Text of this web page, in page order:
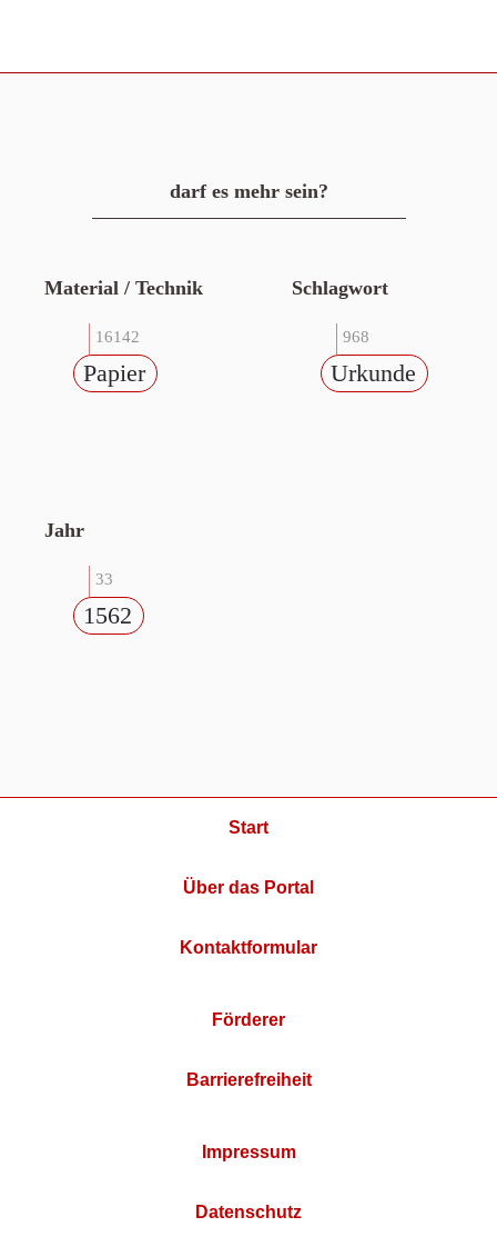
darf es mehr sein?
Material / Technik
16142
Papier
Schlagwort
968
Urkunde
Jahr
33
1562
Start
Über das Portal
Kontaktformular
Förderer
Barrierefreiheit
Impressum
Datenschutz